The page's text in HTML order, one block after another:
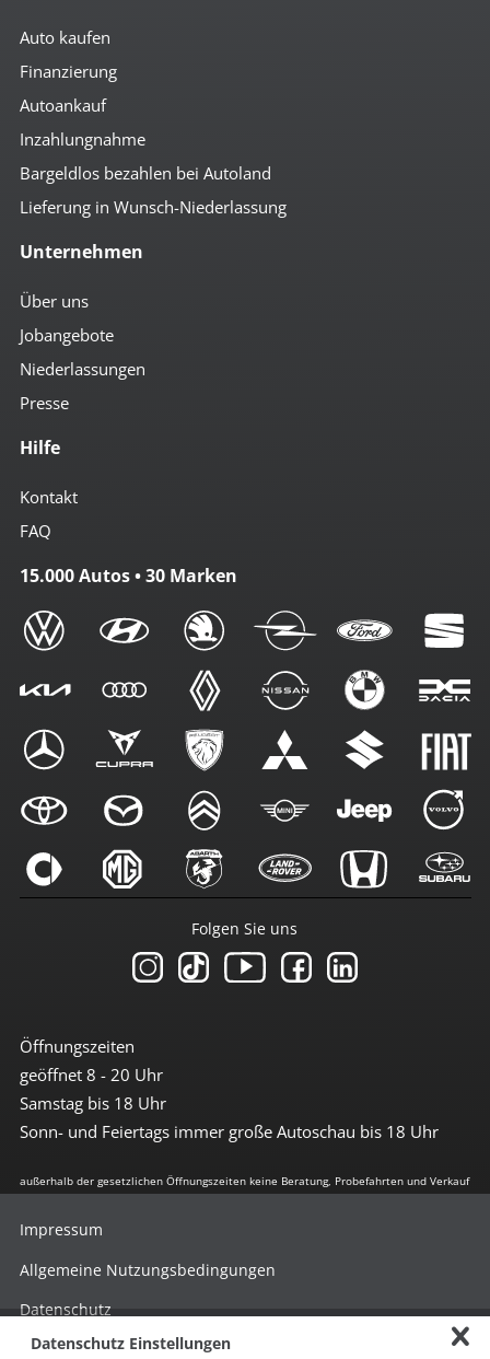
Auto kaufen
Finanzierung
Autoankauf
Inzahlungnahme
Bargeldlos bezahlen bei Autoland
Lieferung in Wunsch-Niederlassung
Unternehmen
Über uns
Jobangebote
Niederlassungen
Presse
Hilfe
Kontakt
FAQ
15.000 Autos • 30 Marken
Öffnungszeiten
geöffnet 8 - 20 Uhr
Samstag bis 18 Uhr
Sonn- und Feiertags immer große Autoschau bis 18 Uhr
Folgen Sie uns
außerhalb der gesetzlichen Öffnungszeiten keine Beratung, Probefahrten und Verkauf
Impressum
Allgemeine Nutzungsbedingungen
Datenschutz
Hinweisgebersystem nach HinSchG
Datenschutz Einstellungen